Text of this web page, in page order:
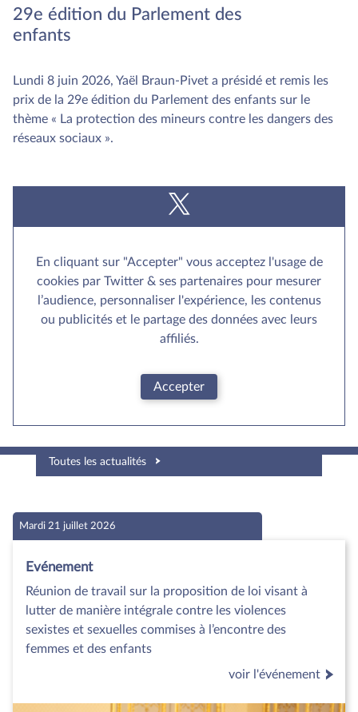
29e édition du Parlement des
enfants
Lundi 8 juin 2026, Yaël Braun-Pivet a présidé et remis les
prix de la 29e édition du Parlement des enfants sur le
thème « La protection des mineurs contre les dangers des
réseaux sociaux ».
En cliquant sur "Accepter" vous acceptez l'usage de
cookies par Twitter & ses partenaires pour mesurer
l’audience, personnaliser l'expérience, les contenus
ou publicités et le partage des données avec leurs
affiliés.
Accepter
Toutes les actualités
Mardi 21 juillet 2026
Evénement
Réunion de travail sur la proposition de loi visant à
lutter de manière intégrale contre les violences
sexistes et sexuelles commises à l’encontre des
femmes et des enfants
voir l'événement